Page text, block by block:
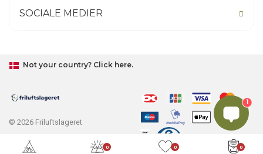
0 0 0
SOCIALE MEDIER
Not your country? Click here.
© 2026 Friluftslageret
1